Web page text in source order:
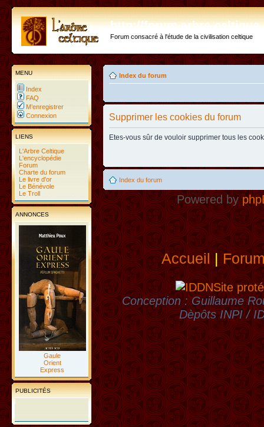
http://forum.arbre-
Forum consacré à l'étude de la civilisation celtique
MENU
Index
FAQ
M’enregistrer
Connexion
LIENS
L'Arbre Celtique
L'encyclopédie
Forum
Charte du forum
Le livre d'or
Le Bénévole
Le Troll
ANNONCES
Gaule
Orient
Express
PUBLICITÉS
Index du forum
Supprimer les cookies du forum
Etes-vous sûr de vouloir supprimer tous les
Index du forum
Powered by
Accueil|
Site
Conception : Guillaume
Dèpôts INPI /